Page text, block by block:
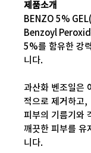
제품소개
BENZO 5%
Benzoyl
5%를 함유한 강
니다.
과산화 벤조일은
적으로 제거하고,
피부의 기름기와
깨끗한 피부를 유
니다.